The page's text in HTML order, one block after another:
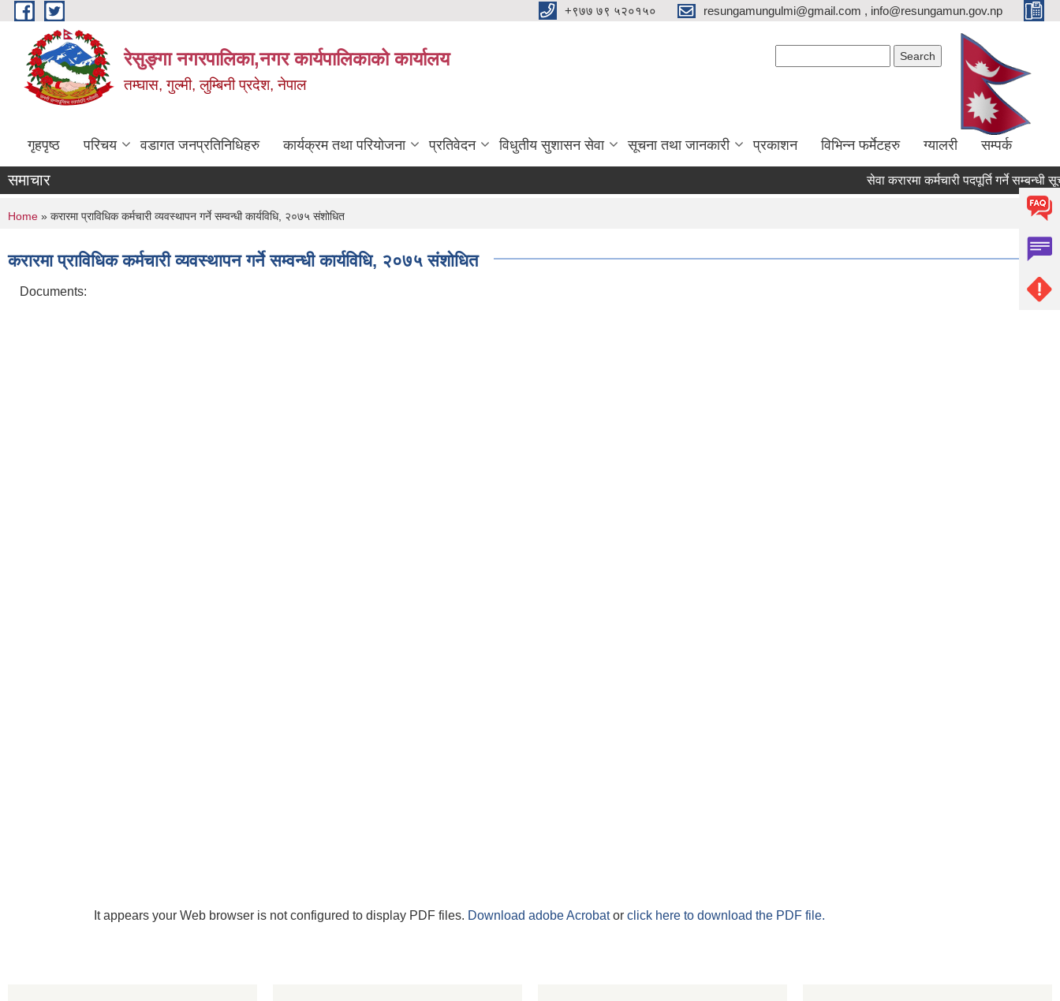
Skip to main content +९७७ ७९ ५२०१५० resungamungulmi@gmail.com , info@resungamun.gov.np
रेसुङ्गा नगरपालिका,नगर कार्यपालिकाको कार्यालय
तम्घास, गुल्मी, लुम्बिनी प्रदेश, नेपाल
गृहपृष्ठ परिचय वडागत जनप्रतिनिधिहरु कार्यक्रम तथा परियोजना प्रतिवेदन विधुतीय सुशासन सेवा सूचना तथा जानकारी प्रकाशन विभिन्न फर्मेटहरु ग्यालरी सम्पर्क
समाचार सेवा करारमा कर्मचारी पदपूर्ति गर्ने सम्बन्धी सूचना
You are here
Home » करारमा प्राविधिक कर्मचारी व्यवस्थापन गर्ने सम्वन्धी कार्यविधि, २०७५ संशोधित
करारमा प्राविधिक कर्मचारी व्यवस्थापन गर्ने सम्वन्धी कार्यविधि, २०७५ संशोधित
Documents:
It appears your Web browser is not configured to display PDF files. Download adobe Acrobator click here to download the PDF file.